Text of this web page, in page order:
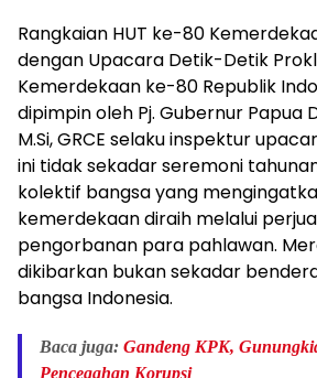
Rangkaian HUT ke-80
dengan Upacara Detik-Detik
Kemerdekaan ke-80 Republik
dipimpin oleh Pj. Gubernur Papua
M.Si, GRCE selaku inspektur
ini tidak sekadar seremoni
kolektif bangsa yang
kemerdekaan diraih melalui
pengorbanan para pahlawan.
dikibarkan bukan sekadar
bangsa Indonesia.
Baca juga: Gandeng KPK,
Pencegahan Korupsi